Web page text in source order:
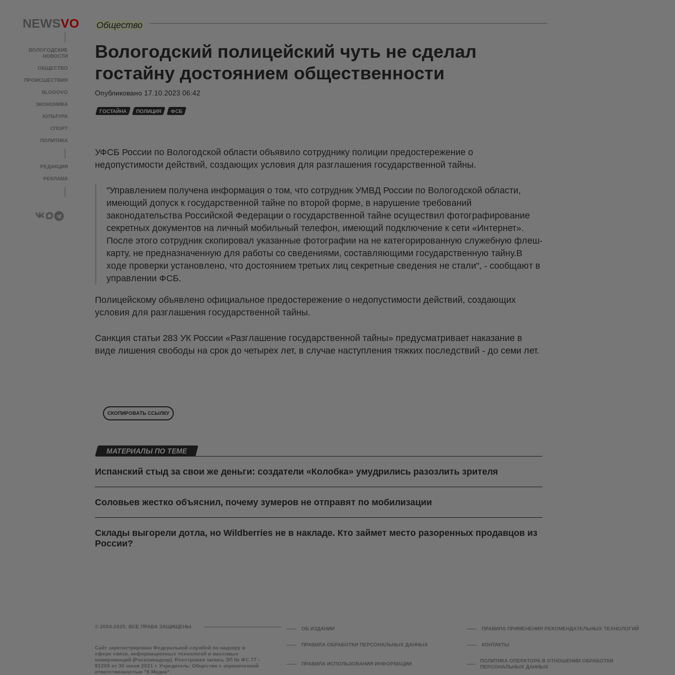
NEWSVO
ВОЛОГОДСКИЕ
НОВОСТИ
ОБЩЕСТВО
ПРОИСШЕСТВИЯ
BLOGOVO
ЭКОНОМИКА
КУЛЬТУРА
СПОРТ
ПОЛИТИКА
РЕДАКЦИЯ
РЕКЛАМА
Общество
Вологодский полицейский чуть не сделал
гостайну достоянием общественности
Опубликовано 17.10.2023 06:42
ГОСТАЙНА ПОЛИЦИЯ ФСБ
УФСБ России по Вологодской области объявило сотруднику полиции предостережение о
недопустимости действий, создающих условия для разглашения государственной тайны.
"Управлением получена информация о том, что сотрудник УМВД России по Вологодской области,
имеющий допуск к государственной тайне по второй форме, в нарушение требований
законодательства Российской Федерации о государственной тайне осуществил фотографирование
секретных документов на личный мобильный телефон, имеющий подключение к сети «Интернет».
После этого сотрудник скопировал указанные фотографии на не категорированную служебную флеш-
карту, не предназначенную для работы со сведениями, составляющими государственную тайну.В
ходе проверки установлено, что достоянием третьих лиц секретные сведения не стали", - сообщают в
управлении ФСБ.
Полицейскому объявлено официальное предостережение о недопустимости действий, создающих
условия для разглашения государственной тайны.
Санкция статьи 283 УК России «Разглашение государственной тайны» предусматривает наказание в
виде лишения свободы на срок до четырех лет, в случае наступления тяжких последствий - до семи лет.
СКОПИРОВАТЬ ССЫЛКУ
МАТЕРИАЛЫ ПО ТЕМЕ
Испанский стыд за свои же деньги: создатели «Колобка» умудрились разозлить зрителя
Соловьев жестко объяснил, почему зумеров не отправят по мобилизации
Склады выгорели дотла, но Wildberries не в накладе. Кто займет место разоренных продавцов из
России?
© 2004-2025. ВСЕ ПРАВА ЗАЩИЩЕНЫ.
Сайт зарегистрирован Федеральной службой по надзору в
сфере связи, информационных технологий и массовых
коммуникаций (Роскомнадзор). Реестровая запись ЭЛ № ФС 77 -
81209 от 30 июня 2021 г. Учредитель: Общество с ограниченной
ответственностью "К Медиа".
ОБ ИЗДАНИИ ПРАВИЛА ПРИМЕНЕНИЯ РЕКОМЕНДАТЕЛЬНЫХ ТЕХНОЛОГИЙ
ПРАВИЛА ОБРАБОТКИ ПЕРСОНАЛЬНЫХ ДАННЫХ КОНТАКТЫ
ПРАВИЛА ИСПОЛЬЗОВАНИЯ ИНФОРМАЦИИ
ПОЛИТИКА ОПЕРАТОРА В ОТНОШЕНИИ ОБРАБОТКИ
ПЕРСОНАЛЬНЫХ ДАННЫХ